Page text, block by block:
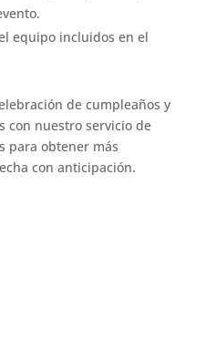
equipo incluidos en el
de cumpleaños y
con nuestro servicio de
para obtener más
con anticipación.